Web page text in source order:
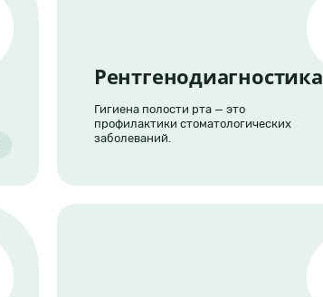
Рентгенодиагностика
Гигиена полости рта — это
профилактики стоматологических
заболеваний.